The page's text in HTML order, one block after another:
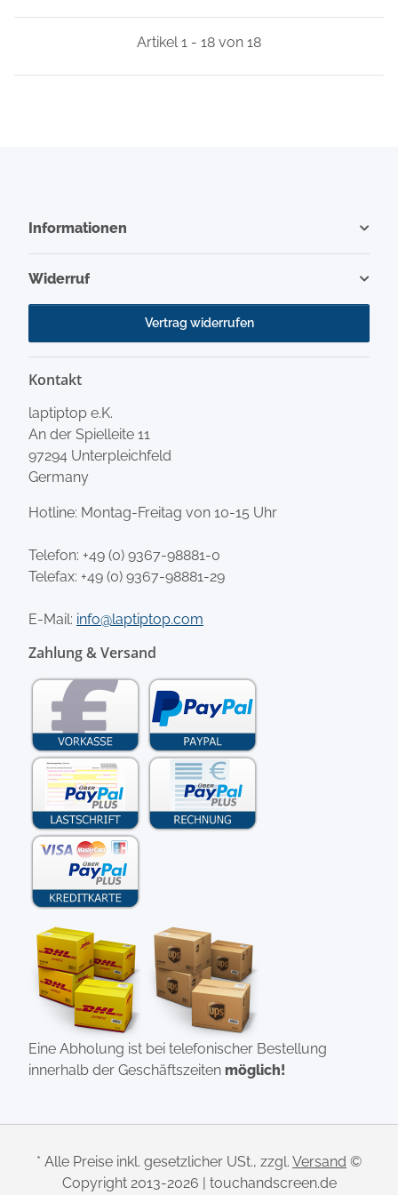
Artikel 1 - 18 von 18
Informationen
Widerruf
Vertrag widerrufen
Kontakt
laptiptop e.K.
An der Spielleite 11
97294 Unterpleichfeld
Germany
Hotline: Montag-Freitag von 10-15 Uhr
Telefon: +49 (0) 9367-98881-0
Telefax: +49 (0) 9367-98881-29
E-Mail: info@laptiptop.com
Zahlung & Versand
Eine Abholung ist bei telefonischer Bestellung
innerhalb der Geschäftszeiten möglich!
* Alle Preise inkl. gesetzlicher USt., zzgl. Versand ©
Copyright 2013-2026 | touchandscreen.de